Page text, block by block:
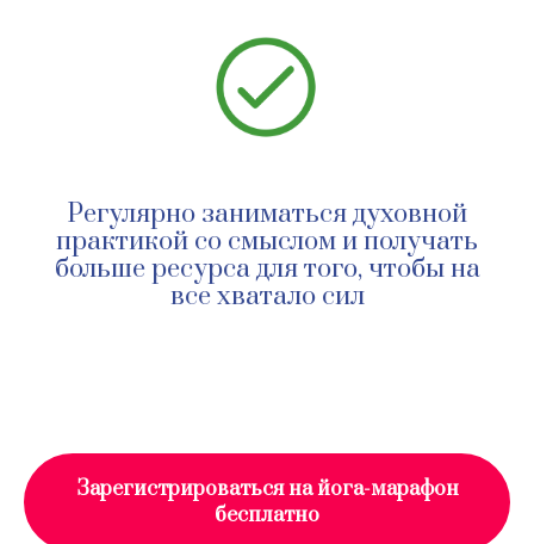
Откладывать занятия йогой в
долгий ящик,
потому что нет времени
больше ресурса для того, чтобы на
все хватало сил